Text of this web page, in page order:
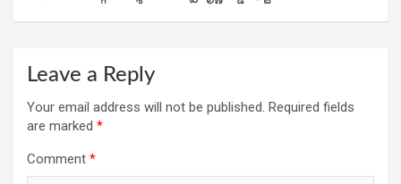
k
p
Leave a Reply
Your email address will not be published. Required fields
are marked *
Comment *